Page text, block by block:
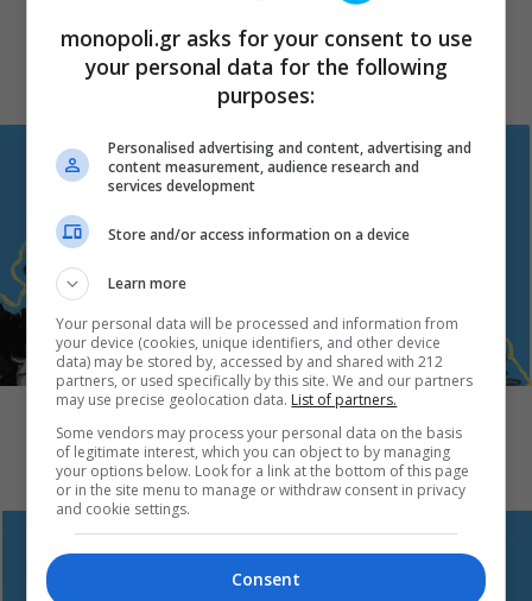
Όσα μάς άρεσαν (ή μάς χάλασαν) αυτή
την εβδομάδα
ΕΙΔΑΜΕ / ΠΑΡΑΣΤΑΣΕΙΣ
Όσα μάς άρεσαν (ή μάς χάλασαν) αυτή
την εβδομάδα
monopoli.gr asks for your consent to use
your personal data for the following
purposes:
Personalised advertising and content, advertising and
content measurement, audience research and
services development
Store and/or access information on a device
Learn more
Your personal data will be processed and information from
your device (cookies, unique identifiers, and other device
data) may be stored by, accessed by and shared with 212
partners, or used specifically by this site. We and our partners
may use precise geolocation data. List of partners.
Some vendors may process your personal data on the basis
of legitimate interest, which you can object to by managing
your options below. Look for a link at the bottom of this page
or in the site menu to manage or withdraw consent in privacy
and cookie settings.
Consent